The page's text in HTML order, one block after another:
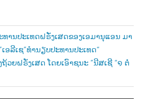
ານປະເທດຝຣັ່ງເສດຂອງເອມານຸແອນ ມາ
ອລີເຊ”ທຳນຽບປະທານປະເທດ“
ຖ້ວຍຝຣັ່ງເສດ ໂດຍເອົາຊນະ ”ນີສເຊີ “໑ ຕໍ່